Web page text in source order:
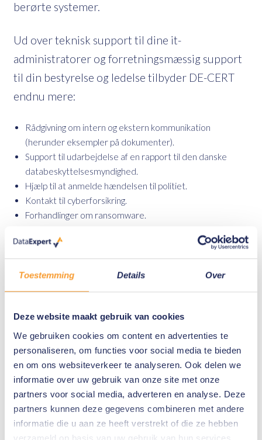
Toestemming Details Over
Deze website maakt gebruik van cookies
We gebruiken cookies om content en advertenties te
personaliseren, om functies voor social media te bieden
en om ons websiteverkeer te analyseren. Ook delen we
informatie over uw gebruik van onze site met onze
partners voor social media, adverteren en analyse. Deze
partners kunnen deze gegevens combineren met andere
informatie die u aan ze heeft verstrekt of die ze hebben
verzameld op basis van uw gebruik van hun services.
berørte systemer.
Ud over teknisk support til dine it-
administratorer og forretningsmæssig support
til din bestyrelse og ledelse tilbyder DE-CERT
endnu mere:
Rådgivning om intern og ekstern kommunikation
(herunder eksempler på dokumenter).
Support til udarbejdelse af en rapport til den danske
databeskyttelsesmyndighed.
Hjælp til at anmelde hændelsen til politiet.
Kontakt til cyberforsikring.
Forhandlinger om ransomware.
Overvågning af Deep/Dark Web.
Osv.
Hver investigation afsluttes med en grundig
nummer 1773.
Kontakt os
I nødstilfælde skal du ringe til+31 (0) 800
-1660
. Har du andre spørgsmål om vores
Incident Response-tjeneste? Så kontakt os
venligst via nedenstående formular.